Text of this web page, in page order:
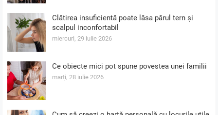
Clătirea insuficientă poate lăsa părul tern și
scalpul inconfortabil
miercuri, 29 iulie 2026
Ce obiecte mici pot spune povestea unei familii
marți, 28 iulie 2026